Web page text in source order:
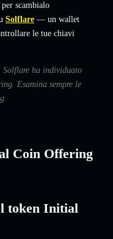
scambialo
Solflare — un wallet
le tue chiavi
ha individuato
Esamina sempre le
Coin Offering
token Initial